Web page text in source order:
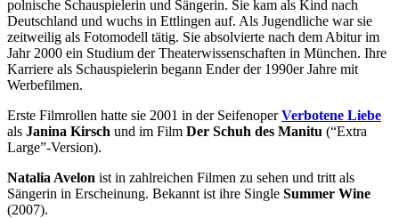
polnische Schauspielerin und Sängerin. Sie kam als Kind nach
Deutschland und wuchs in Ettlingen auf. Als Jugendliche war sie
zeitweilig als Fotomodell tätig. Sie absolvierte nach dem Abitur im
Jahr 2000 ein Studium der Theaterwissenschaften in München. Ihre
Karriere als Schauspielerin begann Ender der 1990er Jahre mit
Werbefilmen.
Erste Filmrollen hatte sie 2001 in der SeifenoperVerbotene Liebe
als Janina Kirsch und im Film Der Schuh des Manitu (“Extra
Large”-Version).
Natalia Avelon ist in zahlreichen Filmen zu sehen und tritt als
Sängerin in Erscheinung. Bekannt ist ihre Single Summer Wine
(2007).